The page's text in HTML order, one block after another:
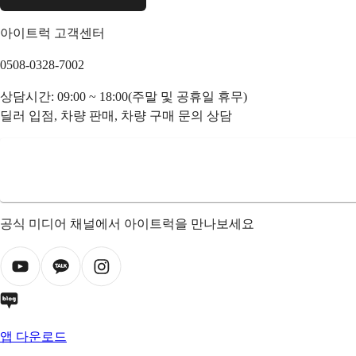
아이트럭 고객센터
0508-0328-7002
상담시간: 09:00 ~ 18:00(주말 및 공휴일 휴무)
딜러 입점, 차량 판매, 차량 구매 문의 상담
공식 미디어 채널에서 아이트럭을 만나보세요
앱 다운로드